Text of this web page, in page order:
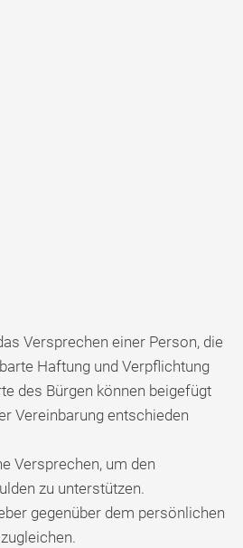
Versprechen einer Person, die
Haftung und Verpflichtung
des Bürgen können beigefügt
Vereinbarung entschieden
Versprechen, um den
zu unterstützen.
gegenüber dem persönlichen